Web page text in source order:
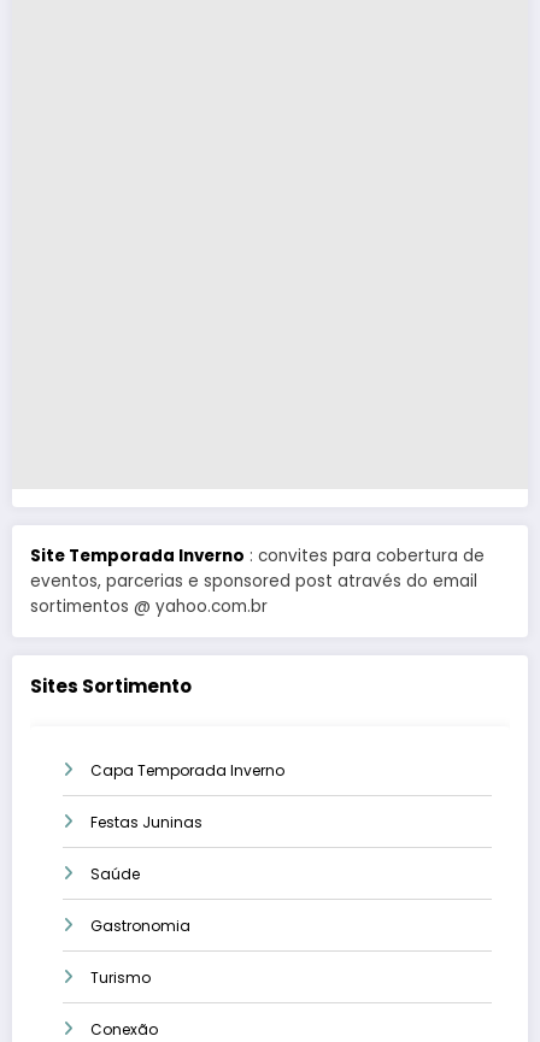
Site Temporada Inverno : convites para cobertura de
eventos, parcerias e sponsored post através do email
sortimentos @ yahoo.com.br
Sites Sortimento
Capa Temporada Inverno
Festas Juninas
Saúde
Gastronomia
Turismo
Conexão